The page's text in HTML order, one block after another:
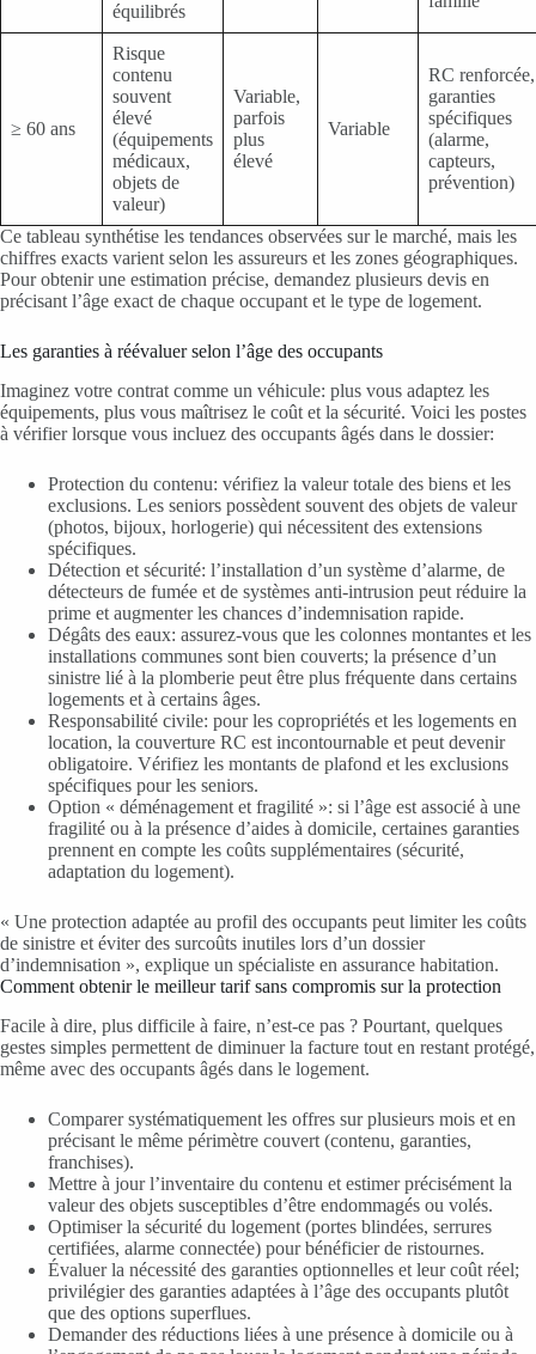
équilibrés
≥ 60 ans
Risque
contenu
souvent
élevé
(équipements
médicaux,
objets de
valeur)
Variable,
parfois
plus
élevé
Variable
RC renforcée,
garanties
spécifiques
(alarme,
capteurs,
prévention)
Ce tableau synthétise les tendances observées sur le marché, mais les
chiffres exacts varient selon les assureurs et les zones géographiques.
Pour obtenir une estimation précise, demandez plusieurs devis en
précisant l’âge exact de chaque occupant et le type de logement.
Les garanties à réévaluer selon l’âge des occupants
Imaginez votre contrat comme un véhicule: plus vous adaptez les
équipements, plus vous maîtrisez le coût et la sécurité. Voici les postes
à vérifier lorsque vous incluez des occupants âgés dans le dossier:
Protection du contenu: vérifiez la valeur totale des biens et les
exclusions. Les seniors possèdent souvent des objets de valeur
(photos, bijoux, horlogerie) qui nécessitent des extensions
spécifiques.
Détection et sécurité: l’installation d’un système d’alarme, de
détecteurs de fumée et de systèmes anti-intrusion peut réduire la
prime et augmenter les chances d’indemnisation rapide.
Dégâts des eaux: assurez-vous que les colonnes montantes et les
installations communes sont bien couverts; la présence d’un
sinistre lié à la plomberie peut être plus fréquente dans certains
logements et à certains âges.
Responsabilité civile: pour les copropriétés et les logements en
location, la couverture RC est incontournable et peut devenir
obligatoire. Vérifiez les montants de plafond et les exclusions
spécifiques pour les seniors.
Option « déménagement et fragilité »: si l’âge est associé à une
fragilité ou à la présence d’aides à domicile, certaines garanties
prennent en compte les coûts supplémentaires (sécurité,
adaptation du logement).
« Une protection adaptée au profil des occupants peut limiter les coûts
de sinistre et éviter des surcoûts inutiles lors d’un dossier
d’indemnisation », explique un spécialiste en assurance habitation.
Comment obtenir le meilleur tarif sans compromis sur la protection
Facile à dire, plus difficile à faire, n’est-ce pas ? Pourtant, quelques
gestes simples permettent de diminuer la facture tout en restant protégé,
même avec des occupants âgés dans le logement.
Comparer systématiquement les offres sur plusieurs mois et en
précisant le même périmètre couvert (contenu, garanties,
franchises).
Mettre à jour l’inventaire du contenu et estimer précisément la
valeur des objets susceptibles d’être endommagés ou volés.
Optimiser la sécurité du logement (portes blindées, serrures
certifiées, alarme connectée) pour bénéficier de ristournes.
Évaluer la nécessité des garanties optionnelles et leur coût réel;
privilégier des garanties adaptées à l’âge des occupants plutôt
que des options superflues.
Demander des réductions liées à une présence à domicile ou à